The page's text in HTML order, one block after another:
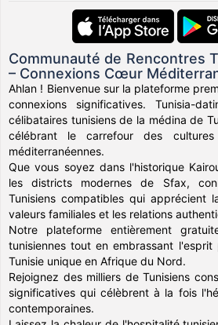
Communauté de Rencontres
– Connexions Cœur
Ahlan ! Bienvenue sur la plateforme
connexions significatives. Tunisia-
célibataires tunisiens de la médina de
célébrant le carrefour des
méditerranéennes.
Que vous soyez dans l'historique
les districts modernes de Sfax,
Tunisiens compatibles qui apprécient
valeurs familiales et les relations
Notre plateforme entièrement
tunisiennes tout en embrassant
Tunisie unique en Afrique du Nord.
Rejoignez des milliers de Tunisiens
significatives qui célèbrent à la fois
contemporaines.